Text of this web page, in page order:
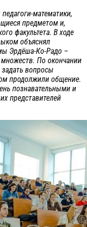
математики,
предметом и,
факультета. В ходе
объяснял
Эрдёша-Ко-Радо –
По окончании
вопросы
продолжили общение.
познавательными и
представителей